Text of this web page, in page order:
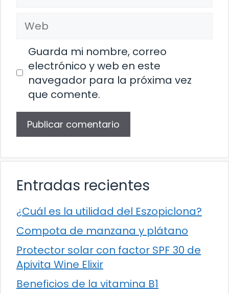
Web
Guarda mi nombre, correo
electrónico y web en este
navegador para la próxima vez
que comente.
Entradas recientes
¿Cuál es la utilidad del Eszopiclona?
Compota de manzana y plátano
Protector solar con factor SPF 30 de
Apivita Wine Elixir
Beneficios de la vitamina B1